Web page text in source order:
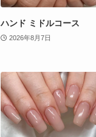
ハンド ミドルコース
2026年8月7日